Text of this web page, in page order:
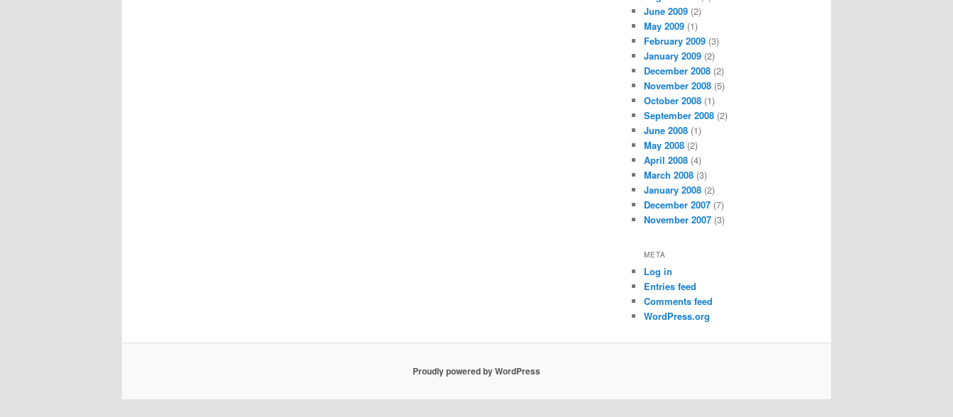
June 2009 (2)
May 2009 (1)
February 2009 (3)
January 2009 (2)
December 2008 (2)
November 2008 (5)
October 2008 (1)
September 2008 (2)
June 2008 (1)
May 2008 (2)
April 2008 (4)
March 2008 (3)
January 2008 (2)
December 2007 (7)
November 2007 (3)
META
Log in
Entries feed
Comments feed
WordPress.org
Proudly powered by WordPress